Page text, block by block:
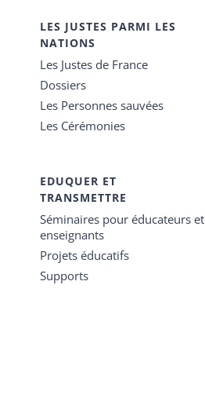
LES JUSTES PARMI LES
NATIONS
Les Justes de France
Dossiers
Les Personnes sauvées
Les Cérémonies
EDUQUER ET
TRANSMETTRE
Séminaires pour éducateurs et
enseignants
Projets éducatifs
Supports